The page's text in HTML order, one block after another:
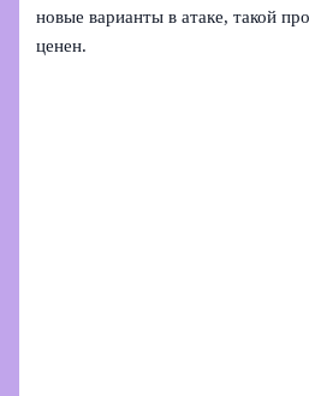
новые варианты в атаке, такой
ценен.